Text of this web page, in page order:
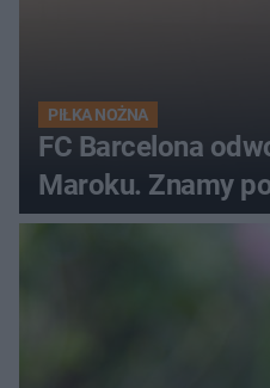
PIŁKA NOŻNA
FC Barcelona
Maroku. Znamy